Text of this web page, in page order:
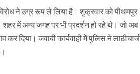
ने उग्र रूप ले लिया है। शुक्रवार को पीथमपुर
में अन्य जगह पर भी प्रदर्शन हो रहे थे। जो अब
दिया। जवाबी कार्यवाही में पुलिस ने लाठीचार्ज